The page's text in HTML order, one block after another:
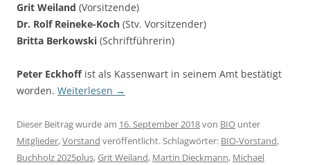
Grit Weiland (Vorsitzende)
Dr. Rolf Reineke-Koch (Stv. Vorsitzender)
Britta Berkowski (Schriftführerin)
Peter Eckhoffist als Kassenwart in seinem Amt bestätigt
worden. Weiterlesen →
Dieser Beitrag wurde am 16. September 2018von BIO unter
Mitglieder,Vorstand veröffentlicht. Schlagwörter: BIO-Vorstand,
Buchholz 2025plus,Grit Weiland, Martin Dieckmann, Michael